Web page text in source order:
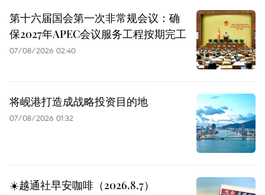
第十六届国会第一次非常规会议：确
保2027年APEC会议服务工程按期完工
07/08/2026 02:40
将岘港打造成战略投资目的地
07/08/2026 01:32
☀️越通社早安咖啡（2026.8.7）